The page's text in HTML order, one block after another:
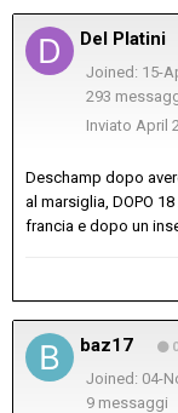
Del Platini
Joined: 15-
293
Inviato April
Deschamp dopo
al marsiglia, DOPO
francia e dopo un
baz17 0
Joined: 04-
9 messaggi